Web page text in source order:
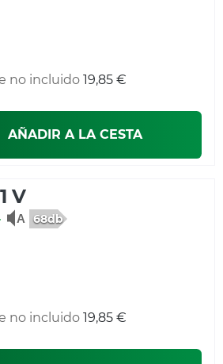
no incluido 19,85 €
AÑADIR A LA CESTA
V
68db
no incluido 19,85 €